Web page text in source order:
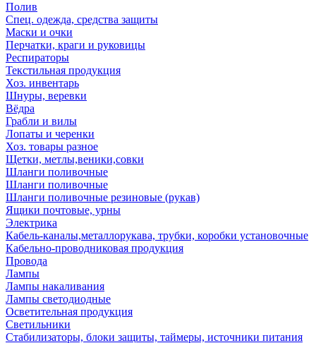
Полив
Спец. одежда, средства защиты
Маски и очки
Перчатки, краги и руковицы
Респираторы
Текстильная продукция
Хоз. инвентарь
Шнуры, веревки
Вёдра
Грабли и вилы
Лопаты и черенки
Хоз. товары разное
Щетки, метлы,веники,совки
Шланги поливочные
Шланги поливочные
Шланги поливочные резиновые (рукав)
Ящики почтовые, урны
Электрика
Кабель-каналы,металлорукава, трубки, коробки установочные
Кабельно-проводниковая продукция
Провода
Лампы
Лампы накаливания
Лампы светодиодные
Осветительная продукция
Светильники
Стабилизаторы, блоки защиты, таймеры, источники питания